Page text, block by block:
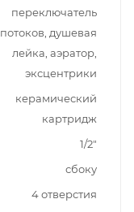
переключатель
потоков, душевая
лейка, аэратор,
эксцентрики
керамический
картридж
1/2"
сбоку
4 отверстия